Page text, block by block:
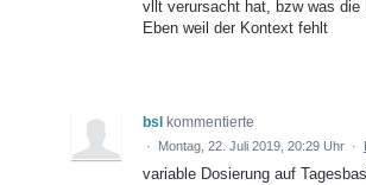
vllt verursacht hat, bzw was die
Eben weil der Kontext fehlt
bsl kommentierte
· Montag, 22. Juli 2019, 20:29 Uhr ·
variable Dosierung auf